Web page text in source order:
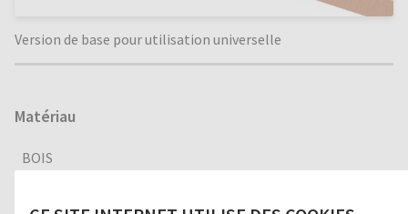
Version de base pour utilisation universelle
Matériau
BOIS